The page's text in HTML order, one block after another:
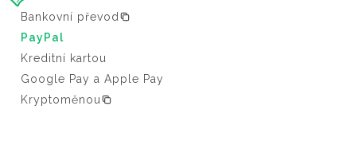
Bankovní převod
PayPal
Kreditní kartou
Google Pay a Apple Pay
Kryptoměnou